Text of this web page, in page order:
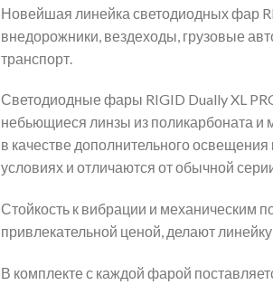
Новейшая линейка светодиодных фар
внедорожники, вездеходы, грузовые
транспорт.
Светодиодные фары RIGID Dually XL
небьющиеся линзы из поликарбоната и
в качестве дополнительного
условиях и отличаются от обычной
Стойкость к вибрации и механическим
привлекательной ценой, делают
В комплекте с каждой фарой